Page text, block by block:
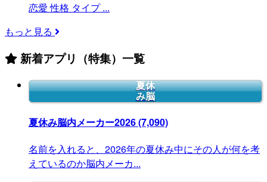
恋愛 性格 タイプ ...
もっと見る
新着アプリ（特集）一覧
夏休
み脳
夏休み脳内メーカー2026(7,090)
名前を入れると、2026年の夏休み中にその人が何を考
えているのか脳内メーカ...